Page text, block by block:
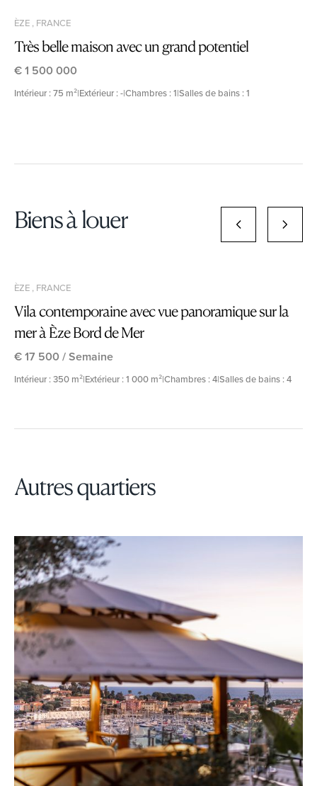
ÈZE , FRANCE
Très belle maison avec un grand potentiel
€ 1 500 000
Intérieur : 75 m²|Extérieur : -|Chambres : 1|Salles de bains : 1
Biens à louer
ÈZE , FRANCE
Vila contemporaine avec vue panoramique sur la
mer à Èze Bord de Mer
€ 17 500 / Semaine
Intérieur : 350 m²|Extérieur : 1 000 m²|Chambres : 4|Salles de bains : 4
Autres quartiers